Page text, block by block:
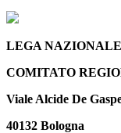
LEGA
COMITATO
Viale Alcide De
40132 Bologna